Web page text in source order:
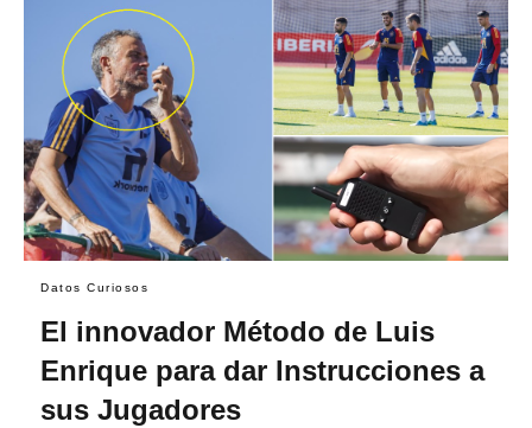
Datos Curiosos
El innovador Método de Luis
Enrique para dar Instrucciones a
sus Jugadores